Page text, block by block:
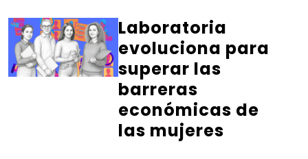
Laboratoria
evoluciona para
superar las
barreras
económicas de
las mujeres